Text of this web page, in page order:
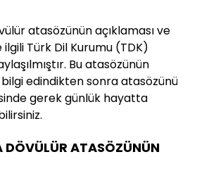
atasözünün açıklaması ve
ilgili Türk Dil Kurumu (TDK)
Bu atasözünün
bilgi edindikten sonra atasözünü
gerek günlük hayatta
DÖVÜLÜR ATASÖZÜNÜN